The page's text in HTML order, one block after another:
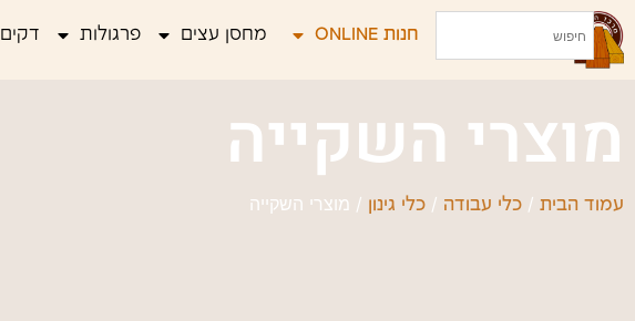
חנות ONLINE מחסן עצים פרגולות דקים
מוצרי השקייה
עמוד הבית / כלי עבודה / כלי גינון / מוצרי השקייה